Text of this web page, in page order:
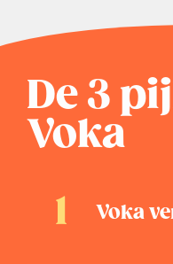
De 3
Voka
Voka